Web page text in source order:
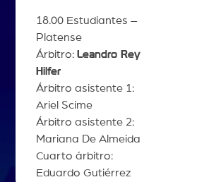
18.00 Estudiantes –
Platense
Árbitro: Leandro Rey
Hilfer
Árbitro asistente 1:
Ariel Scime
Árbitro asistente 2:
Mariana De Almeida
Cuarto árbitro:
Eduardo Gutiérrez